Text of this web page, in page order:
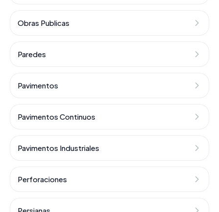
Obras Publicas
Paredes
Pavimentos
Pavimentos Continuos
Pavimentos Industriales
Perforaciones